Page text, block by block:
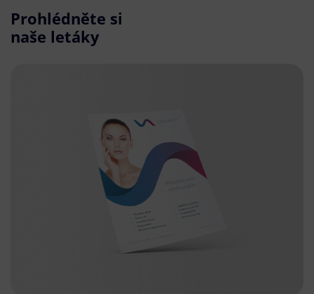
Prohlédněte si
naše letáky